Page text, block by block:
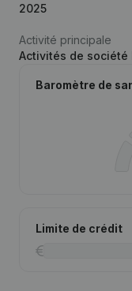
2025
Activité principale
Activités de société
Baromètre de
Limite de crédit